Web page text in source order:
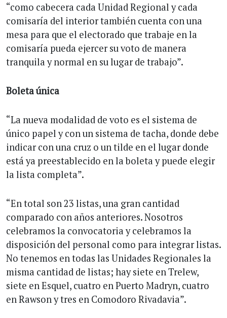
“como cabecera cada Unidad Regional y cada
comisaría del interior también cuenta con una
mesa para que el electorado que trabaje en la
comisaría pueda ejercer su voto de manera
tranquila y normal en su lugar de trabajo”.
Boleta única
“La nueva modalidad de voto es el sistema de
único papel y con un sistema de tacha, donde debe
indicar con una cruz o un tilde en el lugar donde
está ya preestablecido en la boleta y puede elegir
la lista completa”.
“En total son 23 listas, una gran cantidad
comparado con años anteriores. Nosotros
celebramos la convocatoria y celebramos la
disposición del personal como para integrar listas.
No tenemos en todas las Unidades Regionales la
misma cantidad de listas; hay siete en Trelew,
siete en Esquel, cuatro en Puerto Madryn, cuatro
en Rawson y tres en Comodoro Rivadavia”.